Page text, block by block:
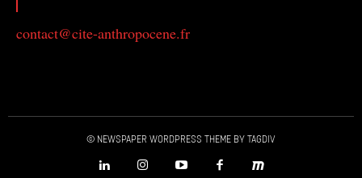
contact@cite-anthropocene.fr
© Newspaper WordPress Theme by TagDiv